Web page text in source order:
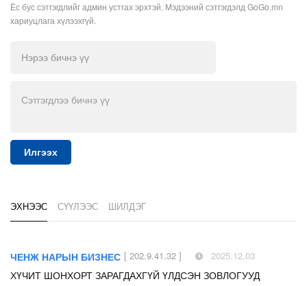
Ёс бус сэтгэгдлийг админ устгах эрхтэй. Мэдээний сэтгэгдэлд GoGo.mn
хариуцлага хүлээхгүй.
Илгээх
ЭХНЭЭС СҮҮЛЭЭС ШИЛДЭГ
ЧЕНЖ НАРЫН БИЗНЕС [ 202.9.41.32 ] 2025.12.03
ХҮЧИТ ШОНХОРТ ЗАРАГДАХГҮЙ ҮЛДСЭН ЗОВЛОГУУД